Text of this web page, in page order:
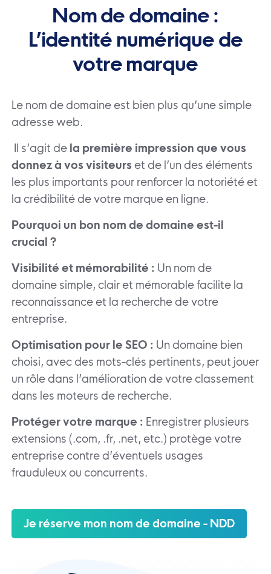
Nom de domaine :
L’identité numérique de
votre marque
Le nom de domaine est bien plus qu’une simple
adresse web.
Il s’agit de la première impression que vous
donnez à vos visiteurs et de l’un des éléments
les plus importants pour renforcer la notoriété et
la crédibilité de votre marque en ligne.
Pourquoi un bon nom de domaine est-il
crucial ?
Visibilité et mémorabilité : Un nom de
domaine simple, clair et mémorable facilite la
reconnaissance et la recherche de votre
entreprise.
Optimisation pour le SEO : Un domaine bien
choisi, avec des mots-clés pertinents, peut jouer
un rôle dans l’amélioration de votre classement
dans les moteurs de recherche.
Protéger votre marque : Enregistrer plusieurs
extensions (.com, .fr, .net, etc.) protège votre
entreprise contre d’éventuels usages
frauduleux ou concurrents.
Je réserve mon nom de domaine - NDD